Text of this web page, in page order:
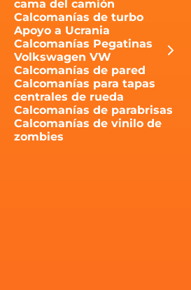
cama del camión
Calcomanías de turbo
Apoyo a Ucrania
Calcomanías Pegatinas
Volkswagen VW
Calcomanías de pared
Calcomanías para tapas
centrales de rueda
Calcomanías de parabrisas
Calcomanías de vinilo de
zombies